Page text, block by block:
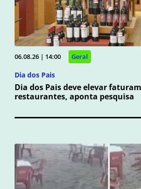
06.08.26 | 14:00 Geral
Dia dos Pais
Dia dos Pais deve elevar
restaurantes, aponta pesquisa